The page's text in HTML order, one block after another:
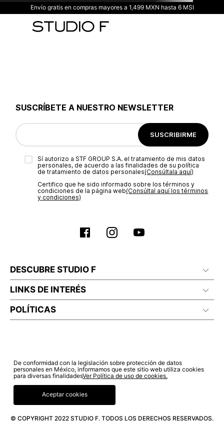
Envío gratis en compras mayores a 1,499 MXN hasta 6 MSI
SUSCRÍBETE A NUESTRO NEWSLETTER
SUSCRIBIRME
Sí autorizo a STF GROUP S.A. el tratamiento de mis datos
personales, de acuerdo a las finalidades de su política
de tratamiento de datos personales‎(Consúltala aquí)
Certifico que he sido informado sobre los términos y
condiciones de la página web‎(Consúltal aquí los términos
y condiciones)
DESCUBRE STUDIO F
LINKS DE INTERÉS
POLÍTICAS
© COPYRIGHT 2022 STUDIO F. TODOS LOS DERECHOS RESERVADOS.
De conformidad con la legislación sobre protección de datos
personales en México, informamos que este sitio web utiliza cookies
para diversas finalidadesVer Política de uso de cookies.
Aceptar cookies